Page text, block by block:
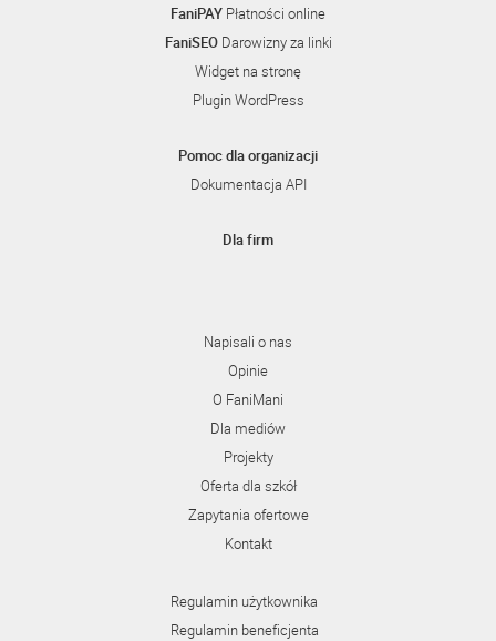
FaniPAY Płatności online
FaniSEODarowizny za linki
Widget na stronę
Plugin WordPress
Pomoc dla organizacji
Dokumentacja API
Dla firm
Napisali o nas
Opinie
O FaniMani
Dla mediów
Projekty
Oferta dla szkół
Zapytania ofertowe
Kontakt
Regulamin użytkownika
Regulamin beneficjenta